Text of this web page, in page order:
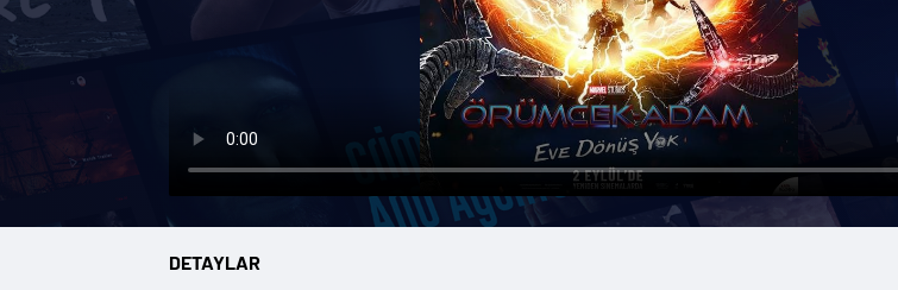
DETAYLAR